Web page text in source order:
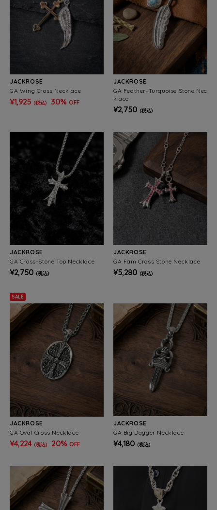
JACKROSE
GA Wing Cross Necklace
¥1,925 (税込) 30% OFF
JACKROSE
GA Feather-Turquoise Stone Nec
klace
¥2,750 (税込)
JACKROSE
GA Cross-Stone Top Necklace
¥2,750 (税込)
JACKROSE
GA Fam Cross Stone Necklace
¥5,280 (税込)
SALE
JACKROSE
GA Oval Cross Necklace
¥4,224 (税込) 20% OFF
JACKROSE
GA Big Dagger Necklace
¥4,180 (税込)